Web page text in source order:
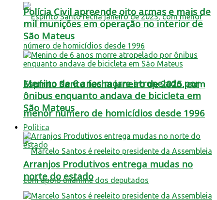
Espírito Santo fecha janeiro de 2025, com
menor número de homicídios desde 1996
Polícia Civil apreende oito armas e mais de
mil munições em operação no interior de
São Mateus
Menino de 6 anos morre atropelado por
ônibus enquanto andava de bicicleta em
São Mateus
Política
Arranjos Produtivos entrega mudas no
norte do estado